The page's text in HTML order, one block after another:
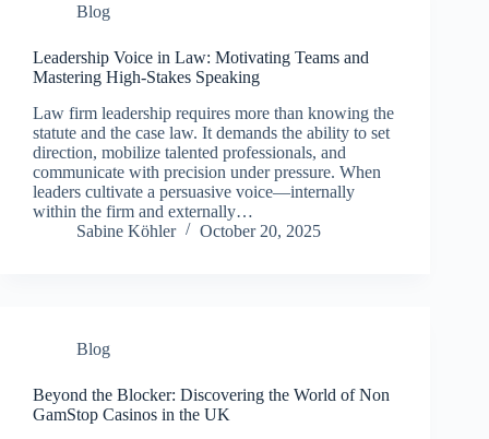
Blog
Leadership Voice in Law: Motivating Teams and
Mastering High‑Stakes Speaking
Law firm leadership requires more than knowing the
statute and the case law. It demands the ability to set
direction, mobilize talented professionals, and
communicate with precision under pressure. When
leaders cultivate a persuasive voice—internally
within the firm and externally…
Sabine Köhler
October 20, 2025
Blog
Beyond the Blocker: Discovering the World of Non
GamStop Casinos in the UK